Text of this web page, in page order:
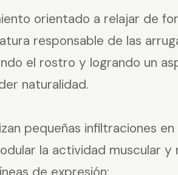
orientado a relajar de
responsable de las
el rostro y logrando un
naturalidad.
pequeñas infiltraciones
la actividad muscular y